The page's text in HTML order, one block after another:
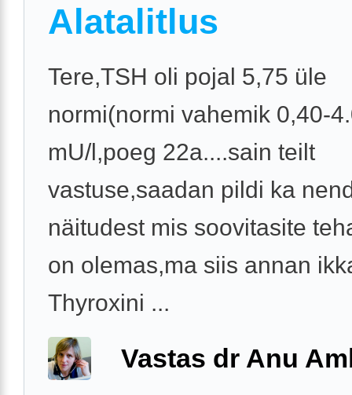
Alatalitlus
Tere,TSH oli pojal 5,75 üle
normi(normi vahemik 0,40-
mU/l,poeg 22a....sain teilt
vastuse,saadan pildi ka
näitudest mis soovitasite
on olemas,ma siis annan
Thyroxini ...
Vastas dr Anu